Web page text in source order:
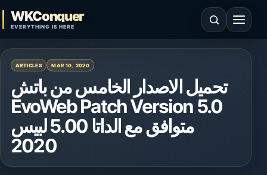
WKConquer
EVERYTHING IS HERE
Open search Open
ARTICLES MAR 10, 2020
تحميل الاصدار الخامس من باتش
EvoWeb Patch Version 5.0
متوافق مع الداتا 5.00 لبيس
2020